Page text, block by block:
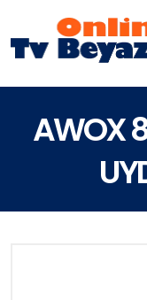
AWOX